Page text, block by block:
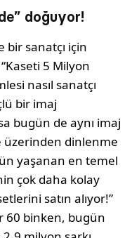
doğuyor!
bir sanatçı için
5 Milyon
nasıl sanatçı
bir imaj
bugün de aynı imaj
üzerinden dinlenme
yaşanan en temel
çok daha kolay
satın alıyor!”
60 binken, bugün